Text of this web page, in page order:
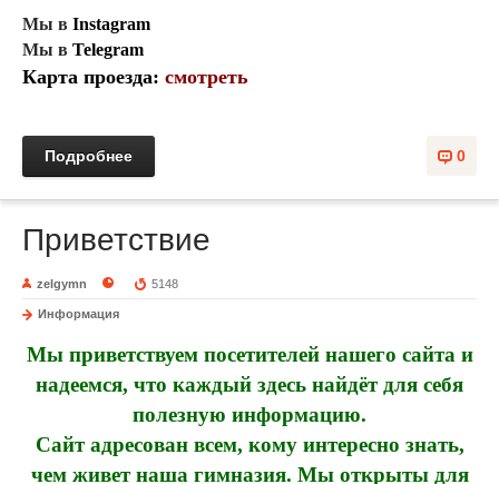
Мы в Instagram
Мы в Telegram
Карта проезда: смотреть
0
Подробнее
Приветствие
zelgymn 5148
Информация
Мы приветствуем посетителей нашего сайта и
надеемся, что каждый здесь найдёт для себя
полезную информацию.
Сайт адресован всем, кому интересно знать,
чем живет наша гимназия. Мы открыты для